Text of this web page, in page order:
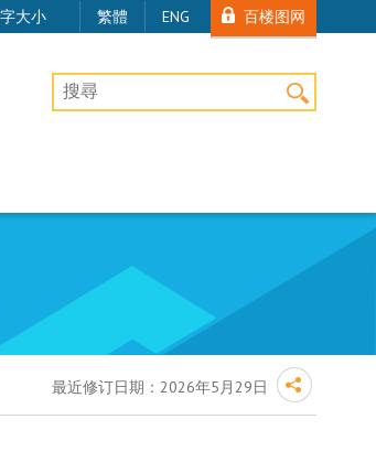
大小 繁體 ENG 百楼图网
桌上版网站搜寻
最近修订日期：2026年5月29日